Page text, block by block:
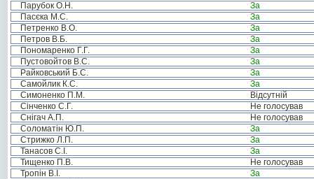
Парубок О.Н.
За
Пасєка М.С.
За
Петренко В.О.
За
Петров В.Б.
За
Пономаренко Г.Г.
За
Пустовойтов В.С.
За
Райковський Б.С.
За
Самойлик К.С.
За
Симоненко П.М.
Відсутній
Сінченко С.Г.
Не голосував
Снігач А.П.
Не голосував
Соломатін Ю.П.
За
Стрижко Л.П.
За
Танасов С.І.
За
Тищенко П.В.
Не голосував
Тропін В.І.
За